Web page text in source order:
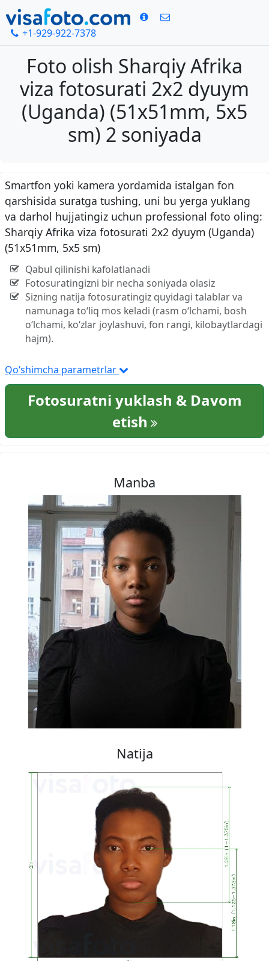
+1-929-922-7378
Foto olish Sharqiy Afrika
viza fotosurati 2x2 dyuym
(Uganda) (51x51mm, 5x5
sm) 2 soniyada
Smartfon yoki kamera yordamida istalgan fon
qarshisida suratga tushing, uni bu yerga yuklang
va darhol hujjatingiz uchun professional foto oling:
Sharqiy Afrika viza fotosurati 2x2 dyuym (Uganda)
(51x51mm, 5x5 sm)
Qabul qilinishi kafolatlanadi
Fotosuratingizni bir necha soniyada olasiz
Sizning natija fotosuratingiz quyidagi talablar va
namunaga to‘liq mos keladi (rasm o‘lchami, bosh
o‘lchami, ko‘zlar joylashuvi, fon rangi, kilobaytlardagi
hajm).
Qo‘shimcha parametrlar
Fotosuratni yuklash & Davom
etish
Manba
Natija